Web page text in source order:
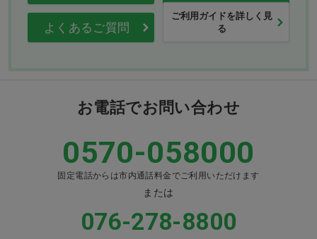
よくあるご質問
ご利用ガイドを詳しく見
る
お電話でお問い合わせ
0570-058000
固定電話からは市内通話料金でご利用いただけます
または
076-278-8800